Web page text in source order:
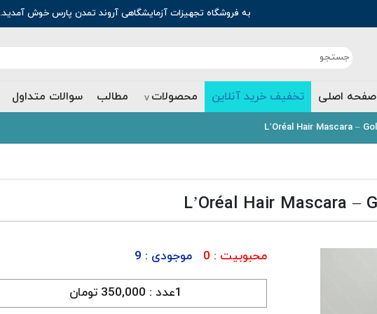
به فروشگاه تجهیزات آزمایشگاهی آروند تمدن پارس خوش آمدید.
صفحه اصلی تخفیف خرید آنلاین محصولات مطالب سوالات متداول
محبوبیت : 0 موجودی : 9
1عدد : 350,000 تومان